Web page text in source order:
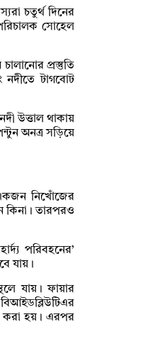
চতুর্থ দিনের
সোহেল
প্রস্তুতি
নদীতে টাগবোট
উত্তাল থাকায়
অনত্র সড়িয়ে
নিখোঁজের
কিনা। তারপরও
পরিবহনের’
যায়।
যায়। ফায়ার
করা হয়। এরপর